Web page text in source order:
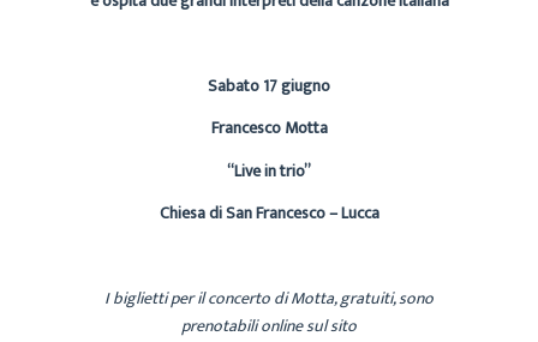
Sabato 17 giugno
Francesco Motta
“Live in trio”
Chiesa di San Francesco – Lucca
I biglietti per il concerto di Motta, gratuiti, sono
prenotabili online sul sito